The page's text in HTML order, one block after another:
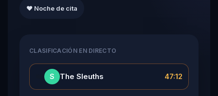
❤️ Noche de cita
CLASIFICACIÓN EN DIRECTO
S The Sleuths 47:12